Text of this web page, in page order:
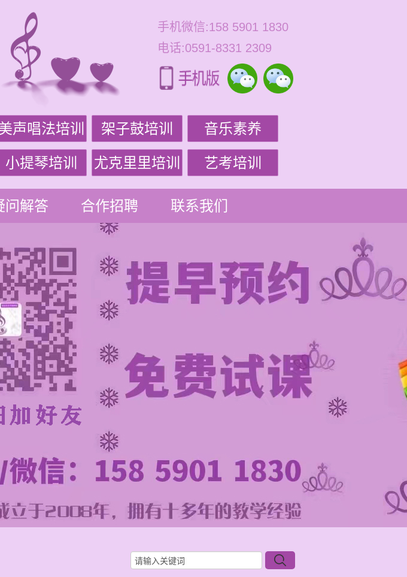
手机微信:158 5901 1830
电话:0591-8331 2309
声唱法培训 架子鼓培训 音乐素养
小提琴培训 尤克里里培训 艺考培训
问解答 合作招聘 联系我们